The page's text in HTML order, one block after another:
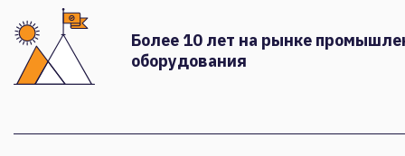
Более 10 лет на рынке
оборудования